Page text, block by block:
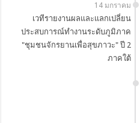
14 มกราคม
เวทีรายงานผลและแลกเปลี่ยน
ประสบการณ์ทำงานระดับภูมิภาค
"ชุมชนจักรยานเพื่อสุขภาวะ" ปี 2
ภาคใต้